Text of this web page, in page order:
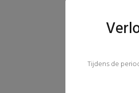
Tijdens de